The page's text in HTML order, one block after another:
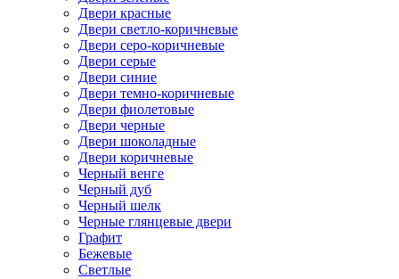
Двери красные
Двери светло-коричневые
Двери серо-коричневые
Двери серые
Двери синие
Двери темно-коричневые
Двери фиолетовые
Двери черные
Двери шоколадные
Двери коричневые
Черный венге
Черный дуб
Черный шелк
Черные глянцевые двери
Графит
Бежевые
Светлые